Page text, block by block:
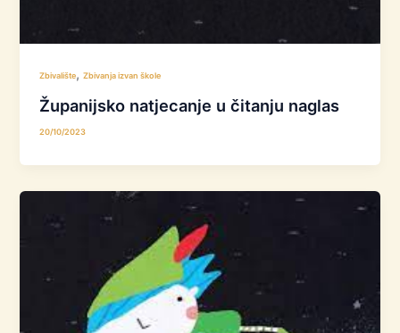
Zbivalište,Zbivanja izvan škole
Županijsko natjecanje u čitanju naglas
20/10/2023